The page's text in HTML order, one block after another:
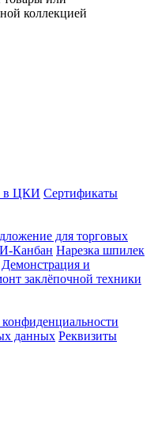
коллекцией
в ЦКИ Сертификаты
для торговых
Канбан Нарезка шпилек
Демонстрация и
заклёпочной техники
данных Реквизиты